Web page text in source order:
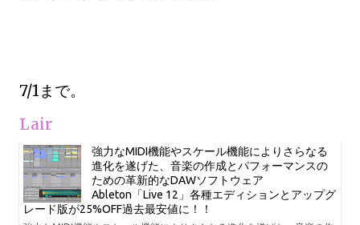
7/1まで。
Lair
強力なMIDI機能やスケール機能によりさらなる
進化を遂げた、音楽の作成とパフォーマンスの
ための革新的なDAWソフトウェア
Ableton「Live 12」各種エディションとアップグ
レード版が25%OFF過去最安値に！！